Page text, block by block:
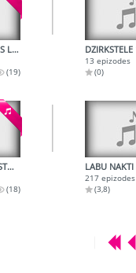
ROBERTS EIDEMANIS LAIKABIEDRU ATMIŅĀS
(19)
13 epizodes
(0)
DŽEZA MŪZIKAS VĒSTURE - SVINGS
(18)
LABU NAKTI
217 epizodes
(3,8)